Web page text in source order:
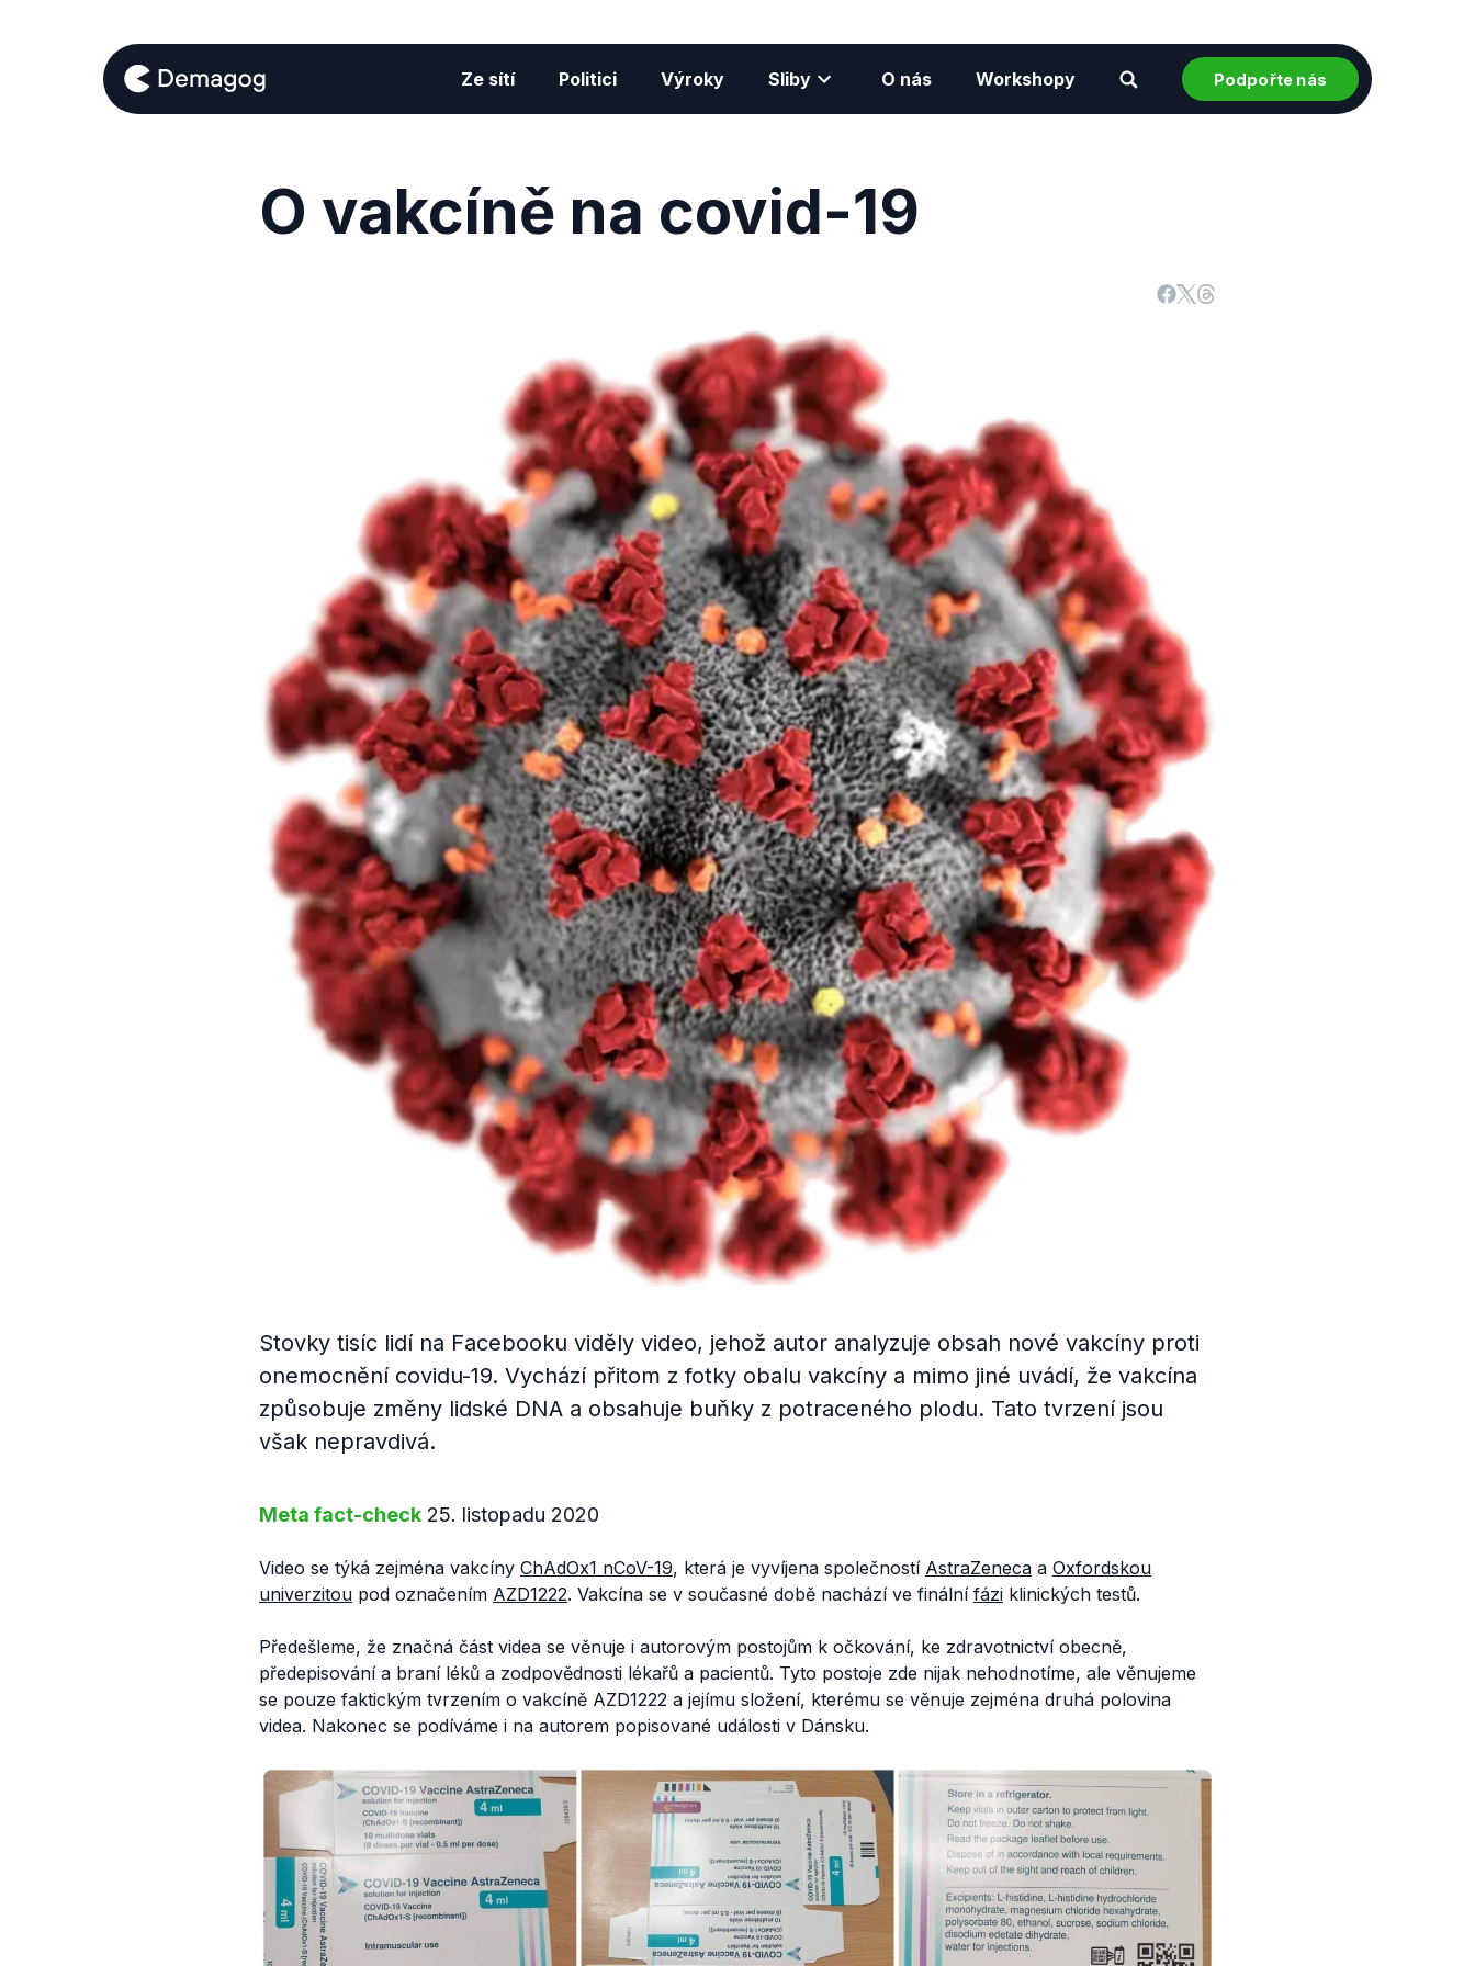
Ze sítí Politici Výroky Sliby O nás Workshopy Podpořte nás
O vakcíně na covid-19
Stovky tisíc lidí na Facebooku viděly video, jehož autor analyzuje obsah nové vakcíny proti
onemocnění covidu-19. Vychází přitom z fotky obalu vakcíny a mimo jiné uvádí, že vakcína
způsobuje změny lidské DNA a obsahuje buňky z potraceného plodu. Tato tvrzení jsou
však nepravdivá.
Meta fact-check 25. listopadu 2020
Video se týká zejména vakcíny ChAdOx1 nCoV-19, která je vyvíjena společností AstraZeneca a Oxfordskou
univerzitou pod označením AZD1222. Vakcína se v současné době nachází ve finální fázi klinických testů.
Předešleme, že značná část videa se věnuje i autorovým postojům k očkování, ke zdravotnictví obecně,
předepisování a braní léků a zodpovědnosti lékařů a pacientů. Tyto postoje zde nijak nehodnotíme, ale věnujeme
se pouze faktickým tvrzením o vakcíně AZD1222 a jejímu složení, kterému se věnuje zejména druhá polovina
videa. Nakonec se podíváme i na autorem popisované události v Dánsku.